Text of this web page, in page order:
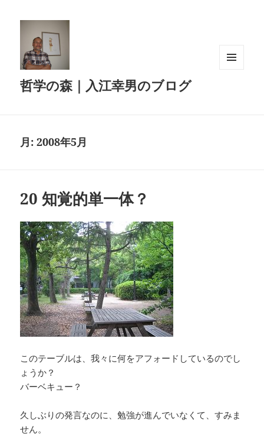
哲学の森｜入江幸男のブログ
月:2008年5月
20 知覚的単一体？
このテーブルは、我々に何をアフォードしているのでし
ょうか？
バーベキュー？
久しぶりの発言なのに、勉強が進んでいなくて、すみま
せん。